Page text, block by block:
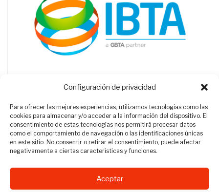
Configuración de privacidad
Para ofrecer las mejores experiencias, utilizamos tecnologías como las
cookies para almacenar y/o acceder a la información del dispositivo. El
consentimiento de estas tecnologías nos permitirá procesar datos
como el comportamiento de navegación o las identificaciones únicas
en este sitio. No consentir o retirar el consentimiento, puede afectar
negativamente a ciertas características y funciones.
Aceptar